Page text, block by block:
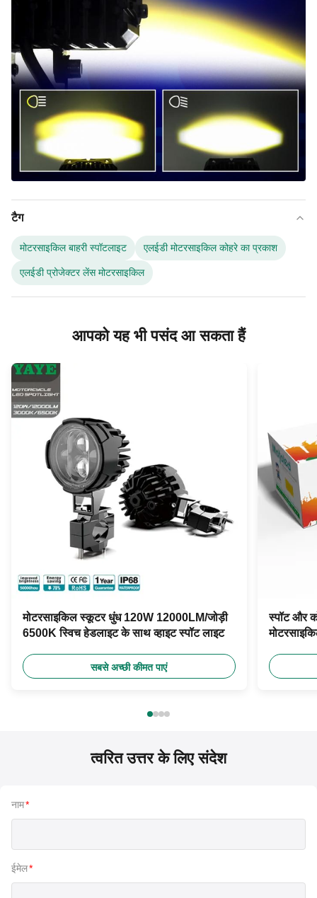
टैग
मोटरसाइकिल बाहरी स्पॉटलाइट एलईडी मोटरसाइकिल कोहरे का प्रकाश
एलईडी प्रोजेक्टर लेंस मोटरसाइकिल
आपको यह भी पसंद आ सकता हैं
मोटरसाइकिल स्कूटर धुंध 120W 12000LM/जोड़ी
6500K स्विच हेडलाइट के साथ व्हाइट स्पॉट लाइट
सबसे अच्छी कीमत पाएं
स्पॉट और
त्वरित उत्तर के लिए संदेश
नाम*
ईमेल*